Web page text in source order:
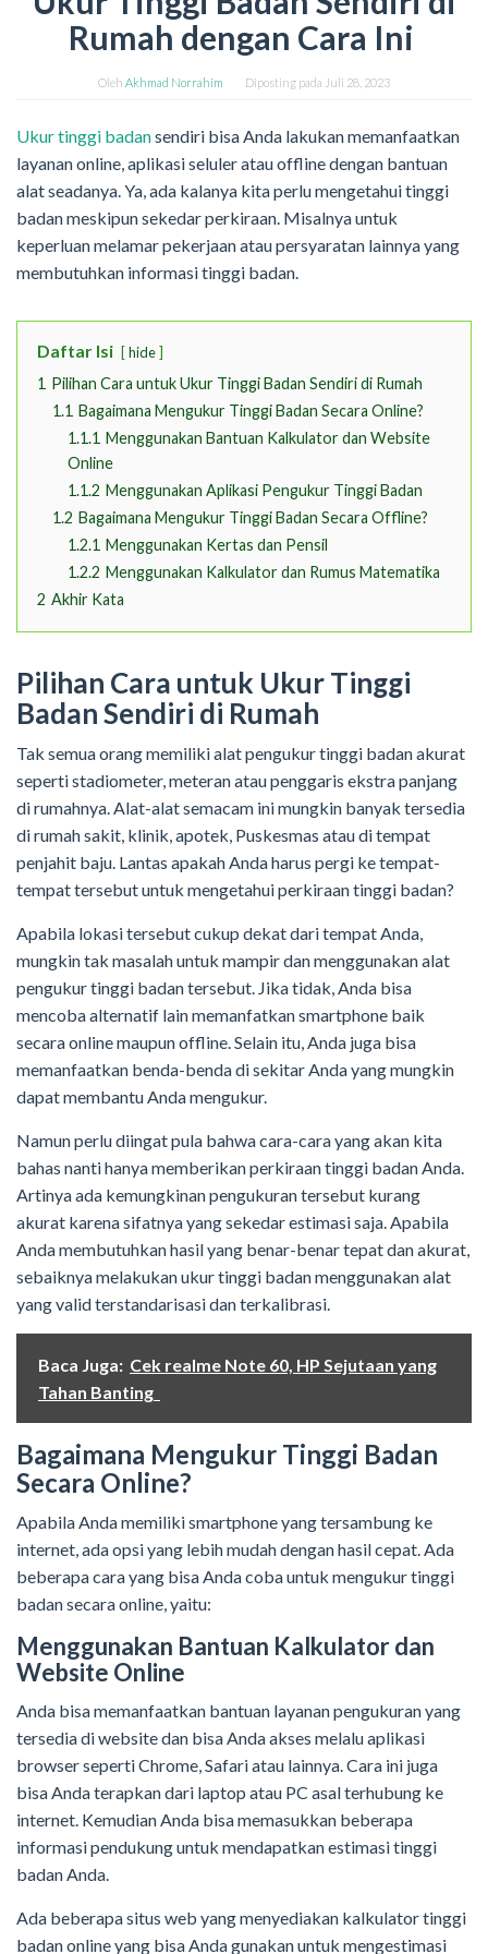
Rumah dengan Cara Ini
Oleh Akhmad Norrahim Diposting pada Juli 28, 2023
Ukur tinggi badansendiri bisa Anda lakukan memanfaatkan
layanan online, aplikasi seluler atau offline dengan bantuan
alat seadanya. Ya, ada kalanya kita perlu mengetahui tinggi
badan meskipun sekedar perkiraan. Misalnya untuk
keperluan melamar pekerjaan atau persyaratan lainnya yang
membutuhkan informasi tinggi badan.
Daftar Isi hide
1 Pilihan Cara untuk Ukur Tinggi Badan Sendiri di Rumah
1.1 Bagaimana Mengukur Tinggi Badan Secara Online?
1.1.1 Menggunakan Bantuan Kalkulator dan Website
Online
1.1.2 Menggunakan Aplikasi Pengukur Tinggi Badan
1.2 Bagaimana Mengukur Tinggi Badan Secara Offline?
1.2.1 Menggunakan Kertas dan Pensil
1.2.2 Menggunakan Kalkulator dan Rumus Matematika
2 Akhir Kata
Pilihan Cara untuk Ukur Tinggi
Badan Sendiri di Rumah
Tak semua orang memiliki alat pengukur tinggi badan akurat
seperti stadiometer, meteran atau penggaris ekstra panjang
di rumahnya. Alat-alat semacam ini mungkin banyak tersedia
di rumah sakit, klinik, apotek, Puskesmas atau di tempat
penjahit baju. Lantas apakah Anda harus pergi ke tempat-
tempat tersebut untuk mengetahui perkiraan tinggi badan?
Apabila lokasi tersebut cukup dekat dari tempat Anda,
mungkin tak masalah untuk mampir dan menggunakan alat
pengukur tinggi badan tersebut. Jika tidak, Anda bisa
mencoba alternatif lain memanfatkan smartphone baik
secara online maupun offline. Selain itu, Anda juga bisa
memanfaatkan benda-benda di sekitar Anda yang mungkin
dapat membantu Anda mengukur.
Namun perlu diingat pula bahwa cara-cara yang akan kita
bahas nanti hanya memberikan perkiraan tinggi badan Anda.
Artinya ada kemungkinan pengukuran tersebut kurang
akurat karena sifatnya yang sekedar estimasi saja. Apabila
Anda membutuhkan hasil yang benar-benar tepat dan akurat,
sebaiknya melakukan ukur tinggi badan menggunakan alat
yang valid terstandarisasi dan terkalibrasi.
Baca Juga: Cek realme Note 60, HP Sejutaan yang
Tahan Banting
Bagaimana Mengukur Tinggi Badan
Secara Online?
Apabila Anda memiliki smartphone yang tersambung ke
internet, ada opsi yang lebih mudah dengan hasil cepat. Ada
beberapa cara yang bisa Anda coba untuk mengukur tinggi
badan secara online, yaitu:
Menggunakan Bantuan Kalkulator dan
Website Online
Anda bisa memanfaatkan bantuan layanan pengukuran yang
tersedia di website dan bisa Anda akses melalu aplikasi
browser seperti Chrome, Safari atau lainnya. Cara ini juga
bisa Anda terapkan dari laptop atau PC asal terhubung ke
internet. Kemudian Anda bisa memasukkan beberapa
informasi pendukung untuk mendapatkan estimasi tinggi
badan Anda.
Ada beberapa situs web yang menyediakan kalkulator tinggi
badan online yang bisa Anda gunakan untuk mengestimasi